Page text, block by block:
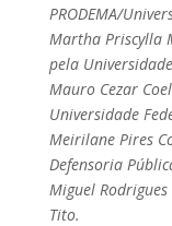
PRODEMA/
Martha Priscylla
pela
Mauro Cezar
Universidade
Meirilane Pires
Defensoria
Miguel
Tito.